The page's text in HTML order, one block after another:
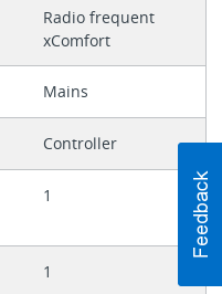
Radio frequent
xComfort
Mains
Controller
1
1